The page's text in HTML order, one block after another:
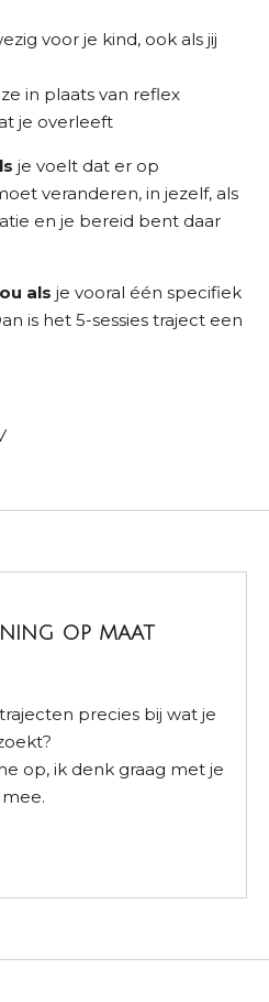
voor je kind, ook als jij
in plaats van reflex
je overleeft
je voelt dat er op
veranderen, in jezelf, als
en je bereid bent daar
als je vooral één specifiek
is het 5-sessies traject een
OP MAAT
precies bij wat je
op, ik denk graag met je
mee.